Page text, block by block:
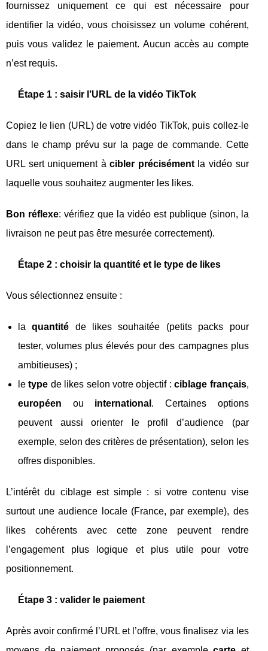
fournissez uniquement ce qui est nécessaire pour
identifier la vidéo, vous choisissez un volume cohérent,
puis vous validez le paiement. Aucun accès au compte
n’est requis.
Étape 1 : saisir l’URL de la vidéo TikTok
Copiez le lien (URL) de votre vidéo TikTok, puis collez-le
dans le champ prévu sur la page de commande. Cette
URL sert uniquement àcibler précisémentla vidéo sur
laquelle vous souhaitez augmenter les likes.
Bon réflexe: vérifiez que la vidéo est publique (sinon, la
livraison ne peut pas être mesurée correctement).
Étape 2 : choisir la quantité et le type de likes
Vous sélectionnez ensuite :
laquantité de likes souhaitée (petits packs pour
tester, volumes plus élevés pour des campagnes plus
ambitieuses) ;
letype de likes selon votre objectif :ciblage français,
européen ou international . Certaines options
peuvent aussi orienter le profil d’audience (par
exemple, selon des critères de présentation), selon les
offres disponibles.
L’intérêt du ciblage est simple : si votre contenu vise
surtout une audience locale (France, par exemple), des
likes cohérents avec cette zone peuvent rendre
l’engagement plus logique et plus utile pour votre
positionnement.
Étape 3 : valider le paiement
Après avoir confirmé l’URL et l’offre, vous finalisez via les